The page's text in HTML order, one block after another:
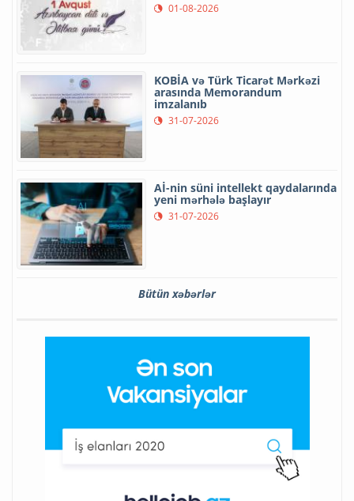
01-08-2026
KOBİA və Türk Ticarət Mərkəzi
arasında Memorandum
imzalanıb
31-07-2026
Aİ-nin süni intellekt qaydalarında
yeni mərhələ başlayır
31-07-2026
Bütün xəbərlər